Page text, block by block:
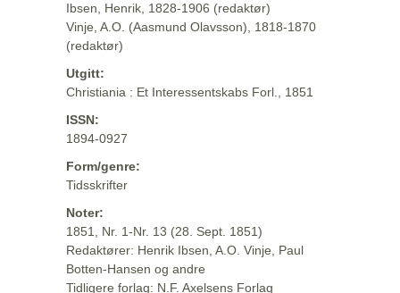
Ibsen, Henrik, 1828-1906 (redaktør)
Vinje, A.O. (Aasmund Olavsson), 1818-1870
(redaktør)
Utgitt:
Christiania : Et Interessentskabs Forl., 1851
ISSN:
1894-0927
Form/genre:
Tidsskrifter
Noter:
1851, Nr. 1-Nr. 13 (28. Sept. 1851)
Redaktører: Henrik Ibsen, A.O. Vinje, Paul
Botten-Hansen og andre
Tidligere forlag: N.F. Axelsens Forlag